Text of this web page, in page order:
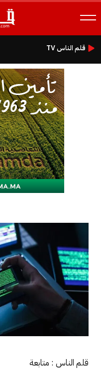
قلم الناس TV
قلم الناس : متابعة